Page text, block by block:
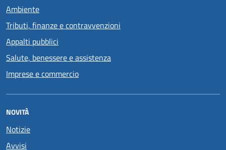
Ambiente
Tributi, finanze e contravvenzioni
Appalti pubblici
Salute, benessere e assistenza
Imprese e commercio
NOVITÀ
Notizie
Avvisi